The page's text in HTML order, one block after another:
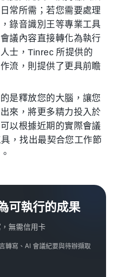
常所需；若您需要處理
錄音識別王等專業工具
議內容直接轉化為執行
士，Tinrec 所提供的
流，則提供了更具前瞻
是釋放您的大腦，讓您
來，將更多精力投入於
以根據近期的實際會議
，找出最契合您工作節
可執行的成果
無需信用卡
轉寫、AI 會議紀要與待辦擷取